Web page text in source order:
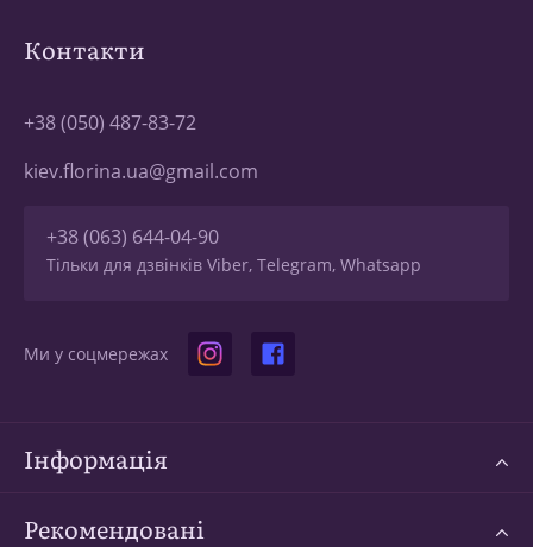
Контакти
+38 (050) 487-83-72
kiev.florina.ua@gmail.com
+38 (063) 644-04-90
Тільки для дзвінків Viber, Telegram, Whatsapp
Ми у соцмережах
Інформація
Рекомендовані